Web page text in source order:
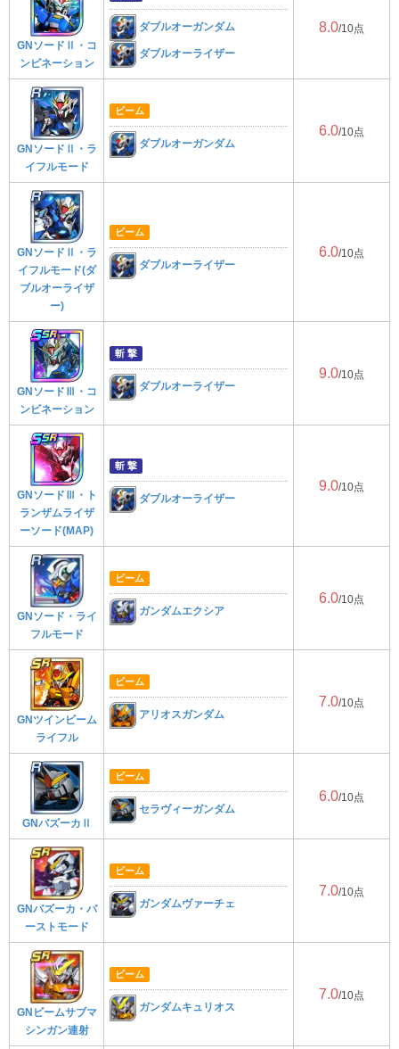
GNソードⅡ・コ
ンビネーション
ダブルオーガンダム
ダブルオーライザー
8.0/10点
GNソードⅡ・ラ
イフルモード
ビーム
ダブルオーガンダム
6.0/10点
GNソードⅡ・ラ
イフルモード(ダ
ブルオーライザ
ー)
ビーム
ダブルオーライザー
6.0/10点
GNソードⅢ・コ
ンビネーション
斬 撃
ダブルオーライザー
9.0/10点
GNソードⅢ・ト
ランザムライザ
ーソード(MAP)
斬 撃
ダブルオーライザー
9.0/10点
GNソード・ライ
フルモード
ビーム
ガンダムエクシア
6.0/10点
GNツインビーム
ライフル
ビーム
アリオスガンダム
7.0/10点
GNバズーカⅡ
ビーム
セラヴィーガンダム
6.0/10点
GNバズーカ・バ
ーストモード
ビーム
ガンダムヴァーチェ
7.0/10点
GNビームサブマ
シンガン連射
ビーム
ガンダムキュリオス
7.0/10点